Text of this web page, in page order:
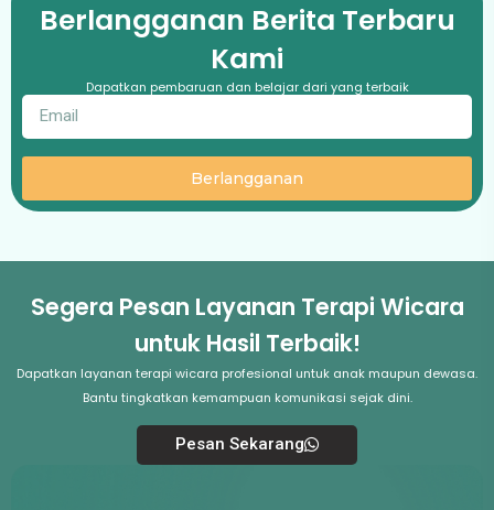
Berlangganan Berita Terbaru
Kami
Dapatkan pembaruan dan belajar dari yang terbaik
Berlangganan
Segera Pesan Layanan Terapi Wicara
untuk Hasil Terbaik!
Dapatkan layanan terapi wicara profesional untuk anak maupun dewasa.
Bantu tingkatkan kemampuan komunikasi sejak dini.
Pesan Sekarang